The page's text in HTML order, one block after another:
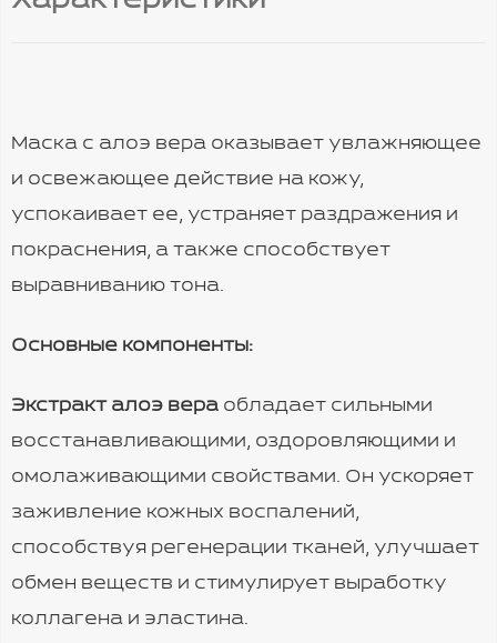
Маска с алоэ вера оказывает увлажняющее
и освежающее действие на кожу,
успокаивает ее, устраняет раздражения и
покраснения, а также способствует
выравниванию тона.
Основные компоненты:
Экстракт алоэ вера обладает сильными
восстанавливающими, оздоровляющими и
омолаживающими свойствами. Он ускоряет
заживление кожных воспалений,
способствуя регенерации тканей, улучшает
обмен веществ и стимулирует выработку
коллагена и эластина.